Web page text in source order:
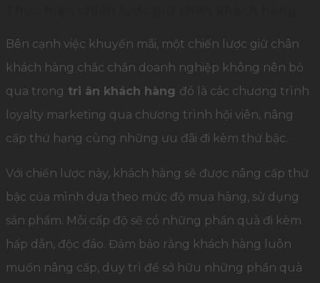
Bên cạnh việc khuyến mãi, một chiến lược giữ chân
khách hàng chắc chắn doanh nghiệp không nên bỏ
qua trong tri ân khách hàng đó là các chương trình
loyalty marketing qua chương trình hội viên, nâng
cấp thứ hạng cùng những ưu đãi đi kèm thứ bậc.
Với chiến lược này, khách hàng sẽ được nâng cấp thứ
bậc của mình dựa theo mức độ mua hàng, sử dụng
sản phẩm. Mỗi cấp độ sẽ có những phần quà đi kèm
hấp dẫn, độc đáo. Đảm bảo rằng khách hàng luôn
muốn nâng cấp, duy trì để sở hữu những phần quà